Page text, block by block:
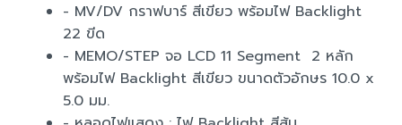
- MV/DV กราฟบาร์ สีเขียว พร้อมไฟ Backlight
22 ขีด
- MEMO/STEP จอ LCD 11 Segment 2 หลัก
พร้อมไฟ Backlight สีเขียว ขนาดตัวอักษร 10.0 x
5.0 มม.